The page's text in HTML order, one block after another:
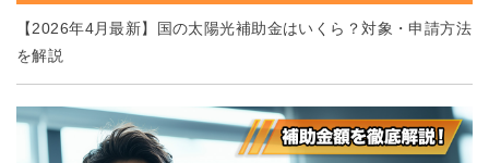
【2026年4月最新】国の太陽光補助金はいくら？対象・申請方法
を解説